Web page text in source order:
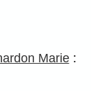
Marie: